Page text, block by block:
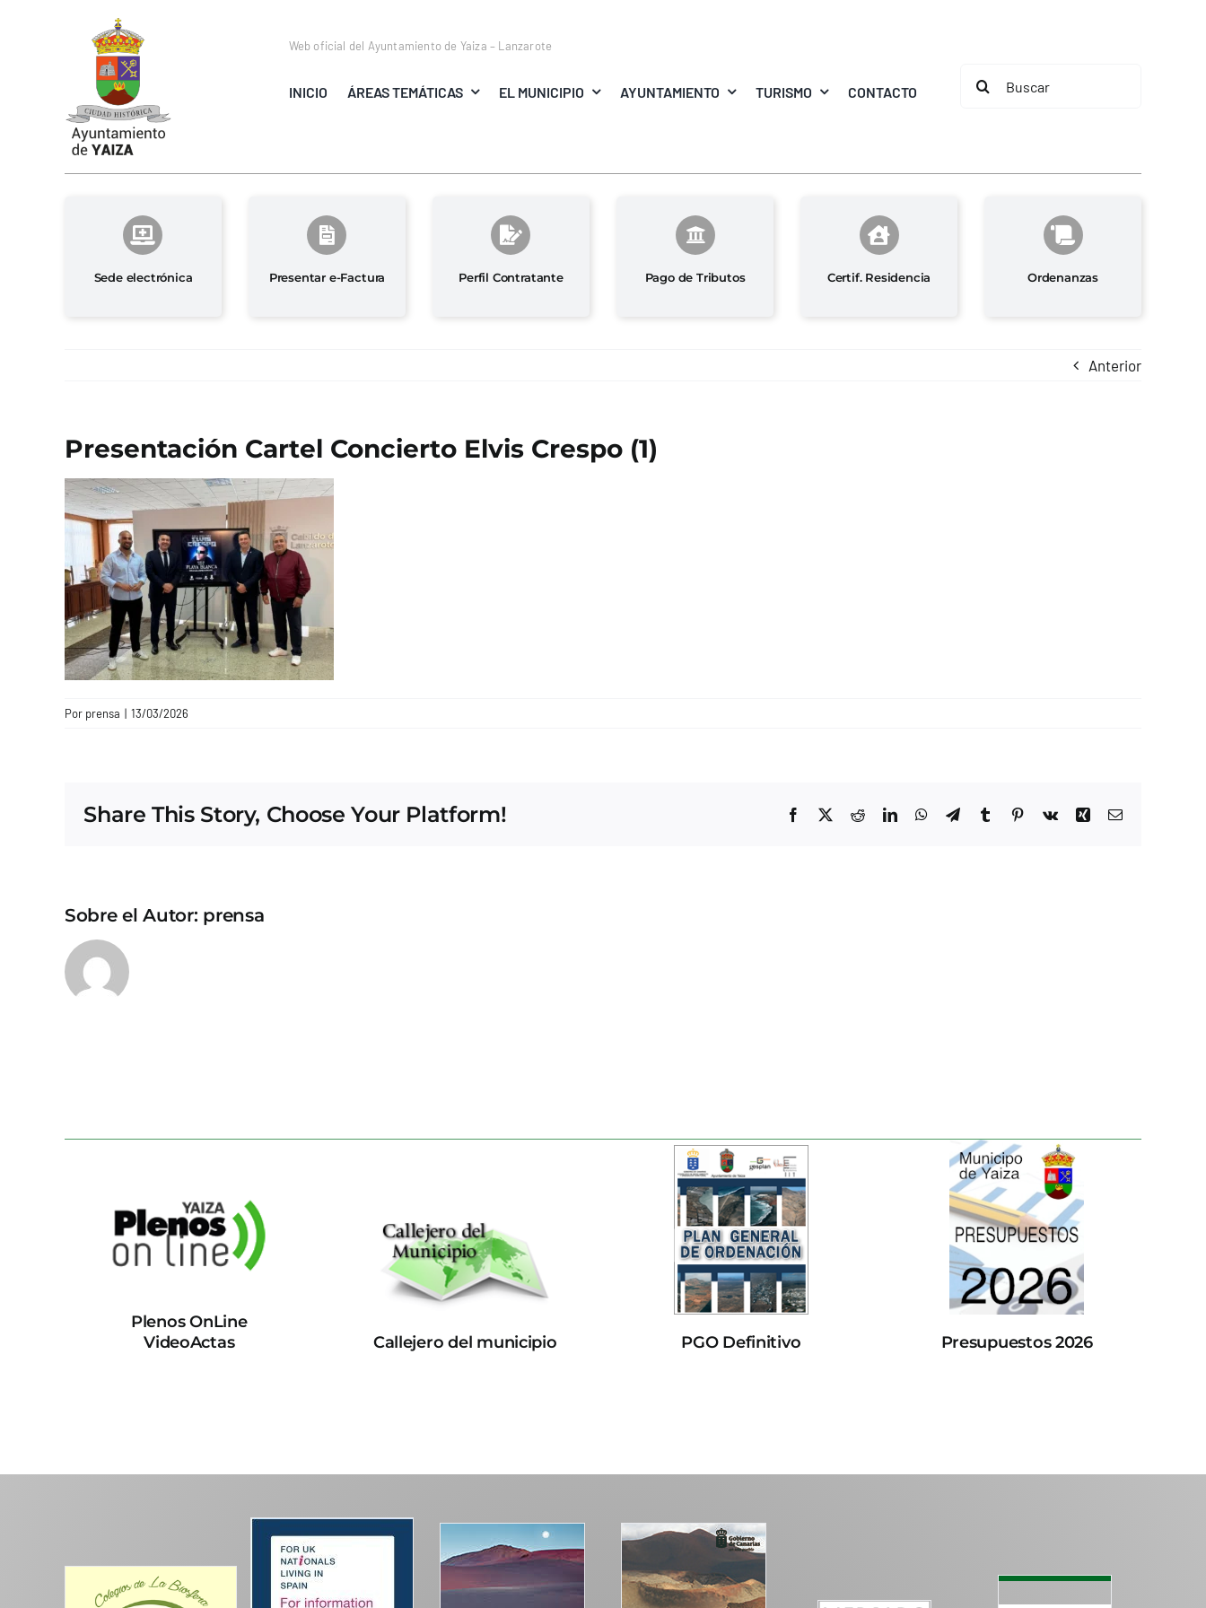
Web oficial del Ayuntamiento de Yaiza – Lanzarote
INICIO ÁREAS TEMÁTICAS EL MUNICIPIO AYUNTAMIENTO TURISMO CONTACTO
Buscar:
Sede electrónica Presentar e-Factura Perfil Contratante Pago de Tributos Certif. Residencia Ordenanzas
Anterior
Presentación Cartel Concierto Elvis Crespo (1)
Por prensa | 13/03/2026
Share This Story, Choose Your Platform! Facebook
X RedditLinkedInWhatsApp
TelegramTumblrPinterest
Vk Xing Correo
Sobre el Autor: prensa
Plenos OnLine
VideoActas
Callejero del municipio PGO Definitivo Presupuestos 2026